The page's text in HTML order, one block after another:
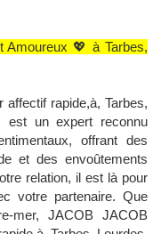
Amoureux 💖 à Tarbes,
rapide,à, Tarbes,
est un expert reconnu
offrant des
et des envoûtements
relation, il est là pour
votre partenaire. Que
mer, JACOB JACOB